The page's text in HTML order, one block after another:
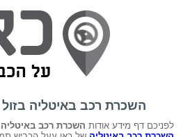
השכרת רכב באיטליה בזול
לפניכם דף מידע אודות השכרת רכב באיטליה